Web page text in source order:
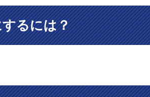
るには？